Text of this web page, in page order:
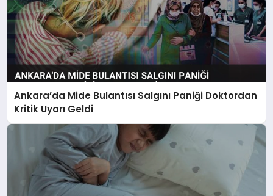
Ankara’da Mide Bulantısı Salgını Paniği Doktordan
Kritik Uyarı Geldi